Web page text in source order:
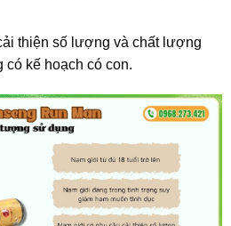
thiện số lượng và chất lượng
có kế hoạch có con.